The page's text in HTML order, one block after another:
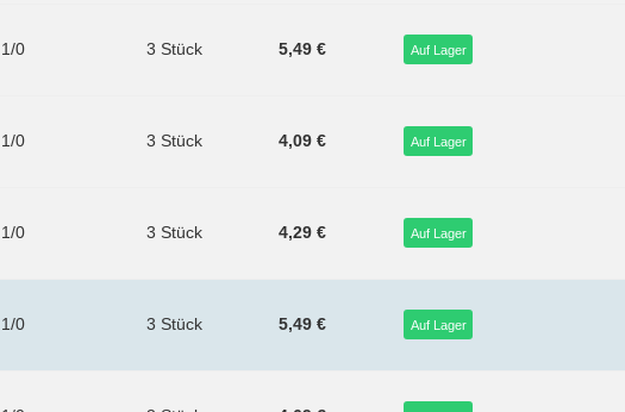
1/0 3 Stück 5,49 € Auf Lager
1/0 3 Stück 4,09 € Auf Lager
1/0 3 Stück 4,29 € Auf Lager
1/0 3 Stück 5,49 € Auf Lager